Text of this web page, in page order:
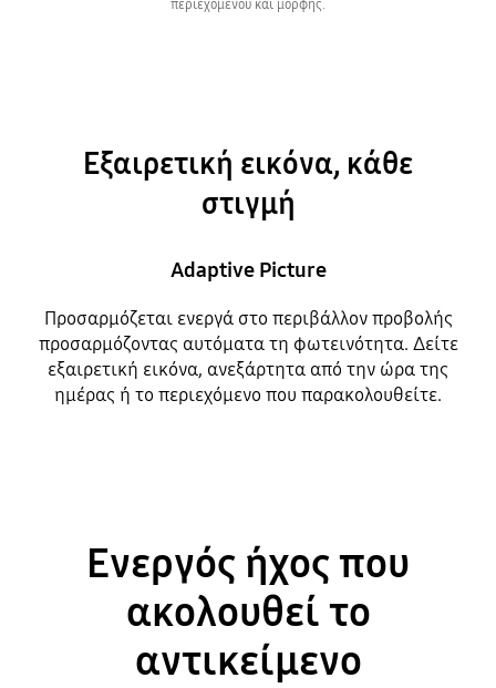
περιεχομένου και μορφής.
Εξαιρετική εικόνα, κάθε
στιγμή
Adaptive Picture
Προσαρμόζεται ενεργά στο περιβάλλον προβολής
προσαρμόζοντας αυτόματα τη φωτεινότητα. Δείτε
εξαιρετική εικόνα, ανεξάρτητα από την ώρα της
ημέρας ή το περιεχόμενο που παρακολουθείτε.
Ενεργός ήχος που
ακολουθεί το
αντικείμενο